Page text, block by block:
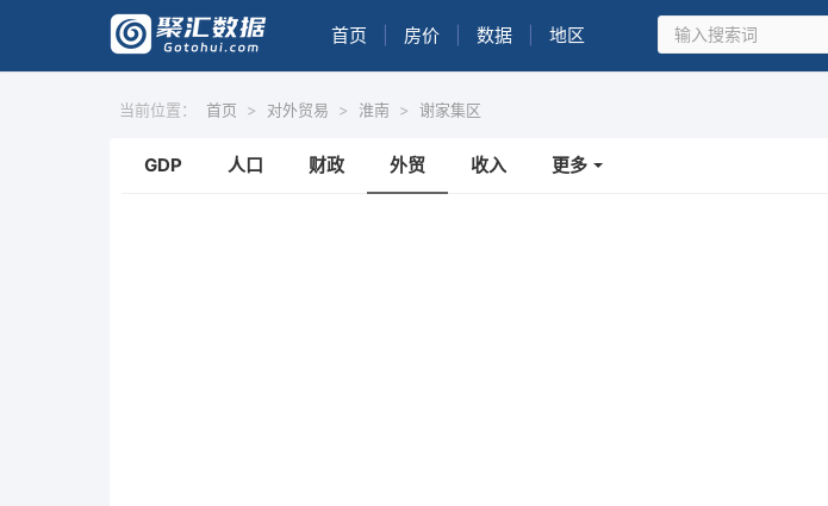
首页 房价 数据 地区
当前位置： 首页 > 对外贸易 > 淮南 > 谢家集区
GDP 人口 财政 外贸 收入 更多